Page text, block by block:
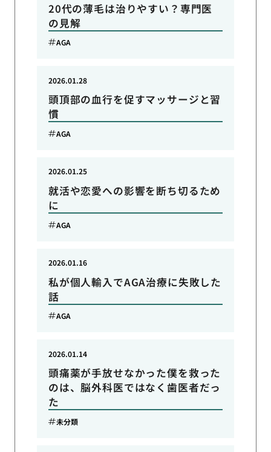
20代の薄毛は治りやすい？専門医
の見解
AGA
頭頂部の血行を促すマッサージと習
慣
2026.01.28
AGA
就活や恋愛への影響を断ち切るため
に
2026.01.25
AGA
私が個人輸入でAGA治療に失敗した
話
2026.01.16
AGA
頭痛薬が手放せなかった僕を救った
のは、脳外科医ではなく歯医者だっ
た
2026.01.14
未分類